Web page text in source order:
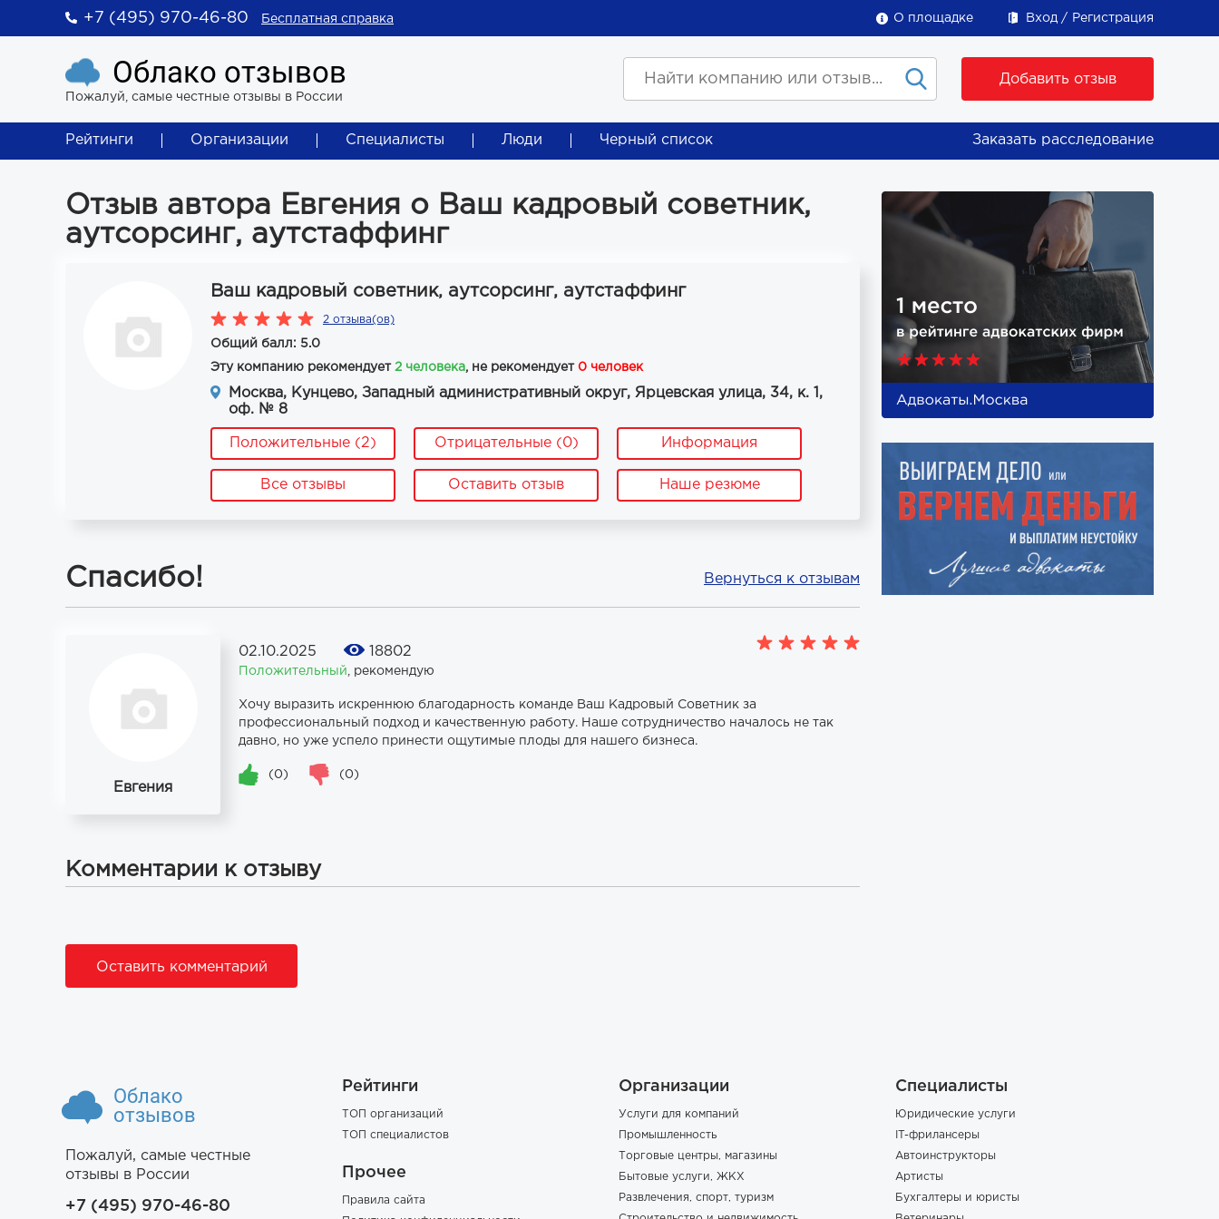
+7 (495) 970-46-80 Бесплатная справка О площадке Вход Регистрация
Облако отзывов
Пожалуй, самые честные отзывы в России
Добавить отзыв
Рейтинги Организации Специалисты Люди Черный список Заказать расследование
Отзыв автора Евгения о Ваш кадровый советник,
аутсорсинг, аутстаффинг
Ваш кадровый советник, аутсорсинг, аутстаффинг
2 отзыва(ов)
Общий балл: 5.0
Эту компанию рекомендует 2 человека, не рекомендует 0 человек
Москва, Кунцево, Западный административный округ, Ярцевская улица, 34, к. 1,
оф. № 8
Положительные (2) Отрицательные (0) Информация
Все отзывы Оставить отзыв Наше резюме
Спасибо! Вернуться к отзывам
Евгения
02.10.2025 18802
Положительный рекомендую
Хочу выразить искреннюю благодарность команде Ваш Кадровый Советник за
профессиональный подход и качественную работу. Наше сотрудничество началось не так
давно, но уже успело принести ощутимые плоды для нашего бизнеса.
(0) (0)
Комментарии к отзыву
Оставить комментарий
Облако
отзывов
Пожалуй, самые честные
отзывы в России
+7 (495) 970-46-80
Рейтинги
ТОП организаций
ТОП специалистов
Прочее
Правила сайта
Организации
Услуги для компаний
Промышленность
Торговые центры, магазины
Бытовые услуги, ЖКХ
Развлечения, спорт, туризм
Специалисты
Юридические услуги
IT-фрилансеры
Автоинструкторы
Артисты
Бухгалтеры и юристы